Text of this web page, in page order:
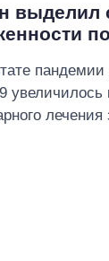
выделил
увеличилось